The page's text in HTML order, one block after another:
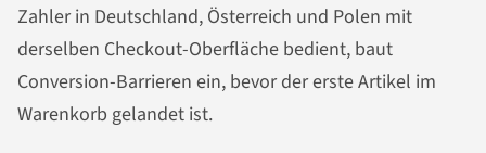
Zahler in Deutschland, Österreich und Polen mit
derselben Checkout-Oberfläche bedient, baut
Conversion-Barrieren ein, bevor der erste Artikel im
Warenkorb gelandet ist.